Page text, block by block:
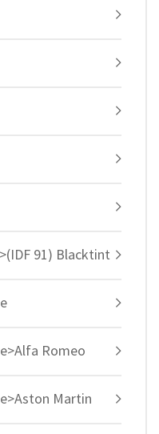
91) Blacktint
Romeo
Martin